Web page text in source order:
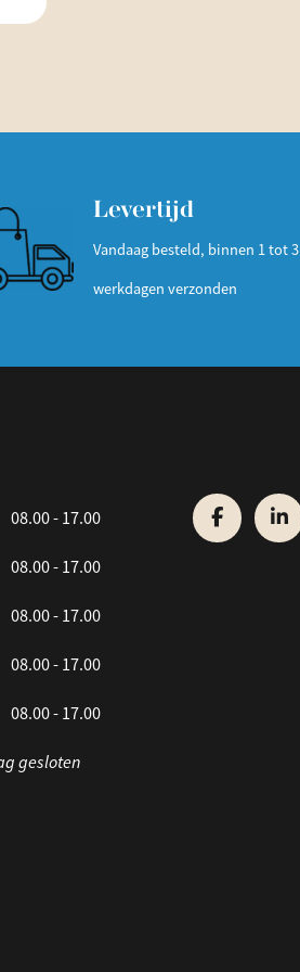
Levertijd
Vandaag besteld, binnen 1 tot 3
werkdagen verzonden
08.00 - 17.00
08.00 - 17.00
08.00 - 17.00
08.00 - 17.00
08.00 - 17.00
gesloten